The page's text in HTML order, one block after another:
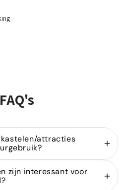
FAQ's
attracties
in de
Onze modellen
gebruik binnen de
zijn interessant voor